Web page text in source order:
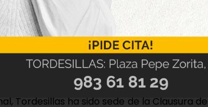
se encuentran el Congreso de Jóvenes
por la Universidad de Valladolid; los
proyecciones del Seminci para escolares
socios españoles de la Ruta Europea de
organizados por Technoform Bautec
Encuentro Interprofesional de la Patata.
Tordesillas ha sido sede de la Clausura de